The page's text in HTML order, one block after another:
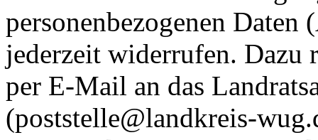
personenbezogenen
jederzeit widerrufen.
per E-Mail an das
(poststelle@landkreis-